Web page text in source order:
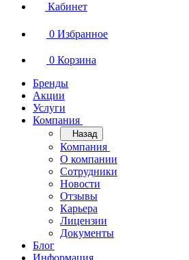
Кабинет
0 Избранное
0 Корзина
Бренды
Акции
Услуги
Компания
Назад
Компания
О компании
Сотрудники
Новости
Отзывы
Карьера
Лицензии
Документы
Блог
Информация